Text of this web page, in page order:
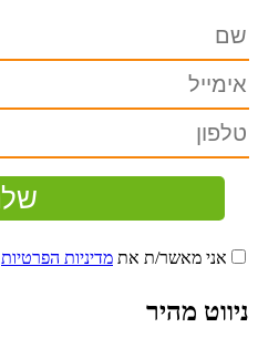
אני מאשר/ת את מדיניות הפרטיות
ניווט מהיר